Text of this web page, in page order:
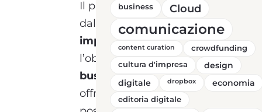
Il progetto nasce
dall’impegno di 8
imprenditori locali
l’obiettivo di
favorire il
business dei clienti ed
offrire realmente la
business Cloud
comunicazione
content curation
crowdfunding
cultura d'impresa
design
digitale
dropbox economia
editoria digitale